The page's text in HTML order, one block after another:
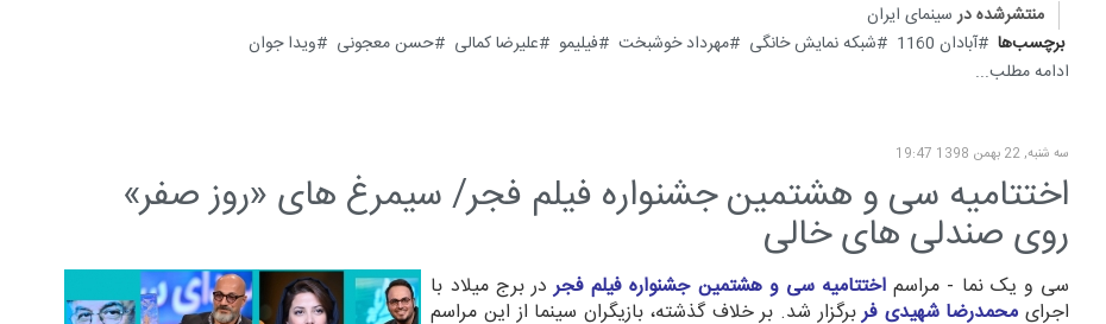
منتشرشده در سینمای ایران
برچسب‌ها
آبادان 1160 شبکه نمایش خانگی مهرداد خوشبخت فیلیمو علیرضا کمالی حسن معجونی
ویدا جوان
ادامه مطلب...
سه شنبه, 22 بهمن 1398 19:47
اختتامیه سی و هشتمین جشنواره فیلم فجر/ سیمرغ های «روز صفر»
روی صندلی های خالی
سی و یک نما - مراسم اختتامیه سی و هشتمین جشنواره فیلم فجردر برج میلاد با
اجرایمحمدرضا شهیدی فربرگزار شد. بر خلاف گذشته، بازیگران سینما از این مراسم